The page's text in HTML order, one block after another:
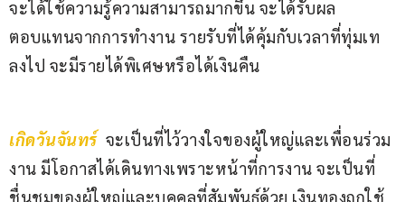
จะได้ใช้ความรู้ความสามารถมากขึ้น จะได้รับผล
ตอบแทนจากการทำงาน รายรับที่ได้คุ้มกับเวลาที่ทุ่มเท
ลงไป จะมีรายได้พิเศษหรือได้เงินคืน
เกิดวันจันทร์ จะเป็นที่ไว้วางใจของผู้ใหญ่และเพื่อนร่วม
งาน มีโอกาสได้เดินทางเพราะหน้าที่การงาน จะเป็นที่
ชื่นชมของผู้ใหญ่และบุคคลที่สัมพันธ์ด้วย เงินทองถูกใช้